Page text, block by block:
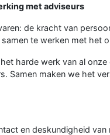
met adviseurs
de kracht van
te werken met het
harde werk van al
Samen maken we het
en deskundigheid